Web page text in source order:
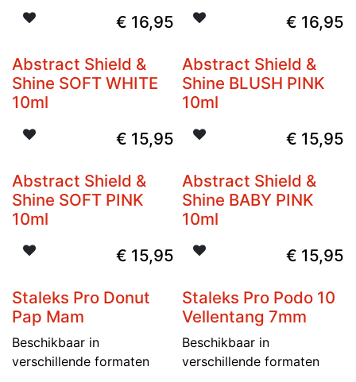
€ 16,95
€ 16,95
Abstract Shield &
Shine SOFT WHITE
10ml
€ 15,95
Abstract Shield &
Shine BLUSH PINK
10ml
€ 15,95
Abstract Shield &
Shine SOFT PINK
10ml
€ 15,95
Abstract Shield &
Shine BABY PINK
10ml
€ 15,95
Staleks Pro Donut
Pap Mam
Beschikbaar in
verschillende formaten
Nieuw
Staleks Pro Podo 10
Vellentang 7mm
Beschikbaar in
verschillende formaten